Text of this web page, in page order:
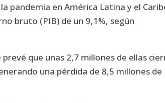
pandemia en América Latina y el
bruto (PIB) de un 9,1%, según
que unas 2,7 millones de ellas
una pérdida de 8,5 millones de